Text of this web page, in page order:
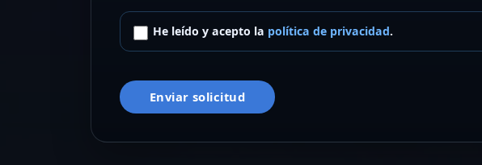
He leído y acepto la política de privacidad.
Enviar solicitud
Este Madriz Tributo a Leño Jesús